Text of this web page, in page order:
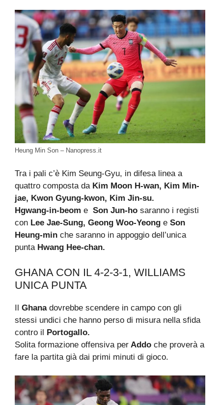
Heung Min Son – Nanopress.it
Tra i pali c’è Kim Seung-Gyu, in difesa linea a
quattro composta daKim Moon H-wan, Kim Min-
jae, Kwon Gyung-kwon, Kim Jin-su.
Hgwang-in-beom e Son Jun-ho saranno i registi
con Lee Jae-Sung, Geong Woo-Yeong e Son
Heung-min che saranno in appoggio dell’unica
punta Hwang Hee-chan.
GHANA CON IL 4-2-3-1, WILLIAMS
UNICA PUNTA
Il Ghanadovrebbe scendere in campo con gli
stessi undici che hanno perso di misura nella sfida
contro il Portogallo.
Solita formazione offensiva per Addo che proverà a
fare la partita già dai primi minuti di gioco.